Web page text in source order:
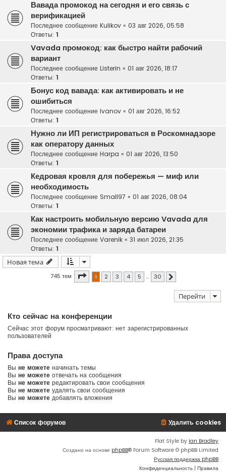
Вавада промокод на сегодня и его связь с
верификацией
Последнее сообщение Kulikov « 03 авг 2026, 05:58
Ответы: 1
Vavada промокод: как быстро найти рабочий
вариант
Последнее сообщение Listerin « 01 авг 2026, 18:17
Ответы: 1
Бонус код вавада: как активировать и не
ошибиться
Последнее сообщение Ivanov « 01 авг 2026, 16:52
Ответы: 1
Нужно ли ИП регистрироваться в Роскомнадзоре
как оператору данных
Последнее сообщение Harpa « 01 авг 2026, 13:50
Ответы: 1
Кедровая кровля для побережья — миф или
необходимость
Последнее сообщение Small97 « 01 авг 2026, 08:04
Ответы: 1
Как настроить мобильную версию Vavada для
экономии трафика и заряда батареи
Последнее сообщение Varenik « 31 июл 2026, 21:35
Ответы: 1
Новая тема
745 тем Страница 1из 30
1 2 3 4 5 … 30
Перейти
Кто сейчас на конференции
Сейчас этот форум просматривают: нет зарегистрированных
пользователей
Права доступа
Вы не можете начинать темы
Вы не можете отвечать на сообщения
Вы не можете редактировать свои сообщения
Вы не можете удалять свои сообщения
Вы не можете добавлять вложения
Список форумов Удалить cookies
Flat Style by Ian Bradley
Создано на основе phpBB® Forum Software © phpBB Limited
Русская поддержка phpBB
Конфиденциальность | Правила